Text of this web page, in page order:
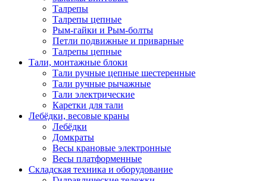
Талрепы
Талрепы цепные
Рым-гайки и Рым-болты
Петли подвижные и приварные
Талрепы цепные
Тали, монтажные блоки
Тали ручные цепные шестеренные
Тали ручные рычажные
Тали электрические
Каретки для тали
Лебёдки, весовые краны
Лебёдки
Домкраты
Весы крановые электронные
Весы платформенные
Складская техника и оборудование